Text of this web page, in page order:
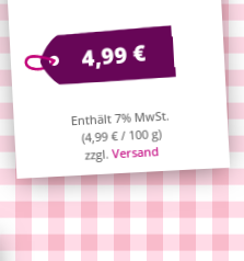
4,99€
Enthält 7% MwSt.
(4,99€/ 100 g)
zzgl.Versand